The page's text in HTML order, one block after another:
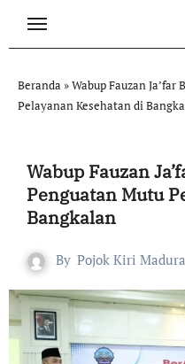
Beranda »Wabup Fauzan
Pelayanan Kesehatan di
Wabup Fauzan
Penguatan Mutu
Bangkalan
By Pojok Kiri Madura